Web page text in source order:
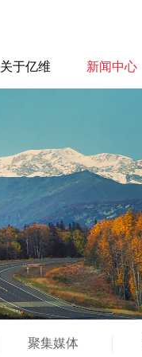
关于亿维 新闻中心
聚集媒体